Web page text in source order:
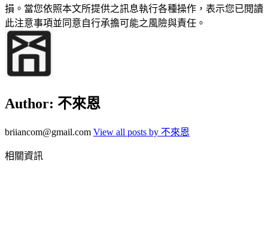
損。當您依照本文所提供之訊息執行各種操作，表示您已閱讀
此注意事項並同意自行承擔可能之風險與責任。
Author: 不來恩
briiancom@gmail.com View all posts by 不來恩
相關資訊